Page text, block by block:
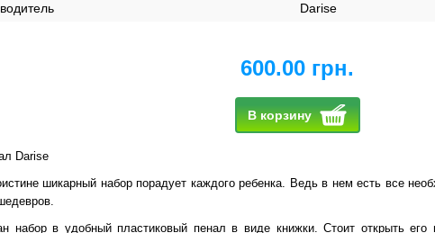
Darise
600.00 грн.
В корзину
Darise
шикарный набор порадует каждого ребенка. Ведь в нем есть все
набор в удобный пластиковый пенал в виде книжки. Стоит открыть его